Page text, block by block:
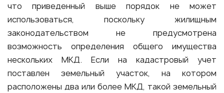
что приведенный выше порядок не может
использоваться, поскольку жилищным
законодательством не предусмотрена
возможность определения общего имущества
нескольких МКД. Если на кадастровый учет
поставлен земельный участок, на котором
расположены два или более МКД, такой земельный